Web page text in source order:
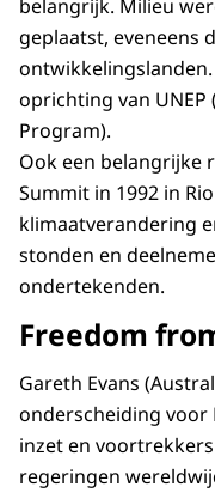
belangrijk. Milieu
geplaatst, eveneens
oprichting van
Program).
Ook een belangrijke
Summit in 1992 in
klimaatverandering
stonden en
ondertekenden.
Freedom
Gareth Evans
onderscheiding voor
inzet en
regeringen